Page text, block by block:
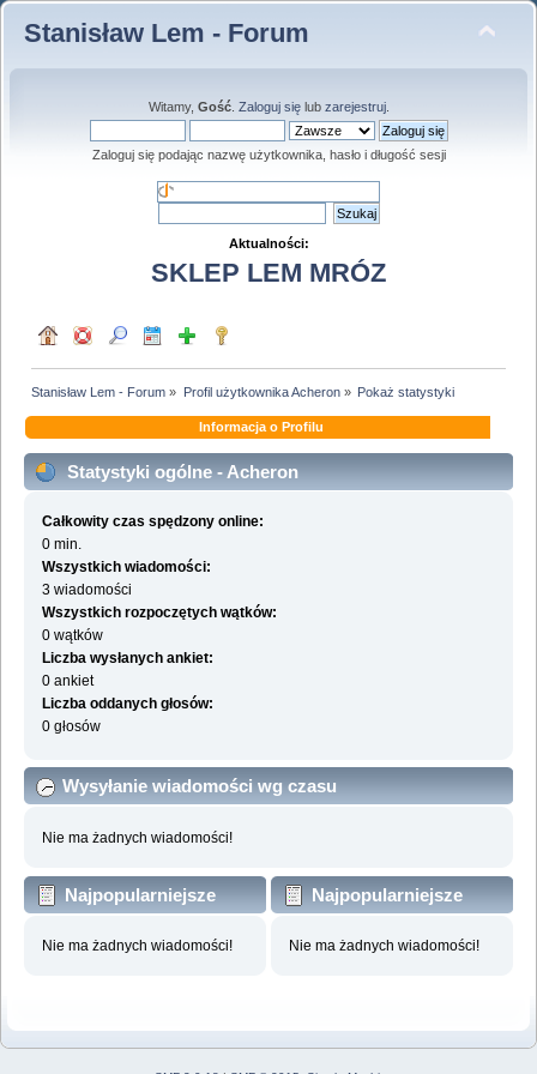
Stanisław Lem - Forum
Witamy, Gość. Zaloguj sięlub zarejestruj.
Zaloguj się podając nazwę użytkownika, hasło i długość sesji
Aktualności:
SKLEP LEM MRÓZ
Stanisław Lem - Forum » Profil użytkownika Acheron» Pokaż statystyki
Informacja o Profilu
Statystyki ogólne - Acheron
Całkowity czas spędzony online:
0 min.
Wszystkich wiadomości:
3 wiadomości
Wszystkich rozpoczętych wątków:
0 wątków
Liczba wysłanych ankiet:
0 ankiet
Liczba oddanych głosów:
0 głosów
Wysyłanie wiadomości wg czasu
Nie ma żadnych wiadomości!
Najpopularniejsze
Nie ma żadnych wiadomości!
Najpopularniejsze
Nie ma żadnych wiadomości!